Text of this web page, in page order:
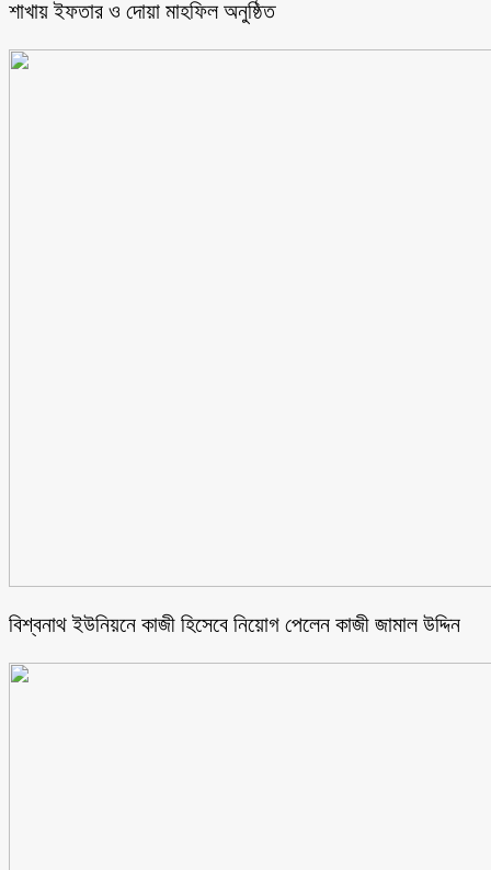
শাখায় ইফতার ও দোয়া মাহফিল অনুষ্ঠিত
বিশ্বনাথ ইউনিয়নে কাজী হিসেবে নিয়োগ পেলেন কাজী জামাল উদ্দিন